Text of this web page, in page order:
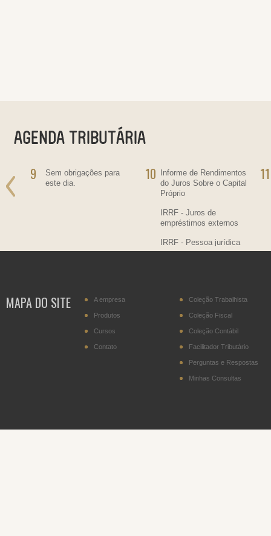
9
Sem obrigações para
este dia.
10
Informe de Rendimentos
do Juros Sobre o Capital
Próprio
IRRF - Juros de
empréstimos externos
IRRF - Pessoa jurídica
residente no País,
IPI - Cigarros (posição
2402.20)
DITR - Declaração do
Imposto sobre a
11
MAPA DO SITE A empresa
Produtos
Cursos
Contato
Coleção Trabalhista
Coleção Fiscal
Coleção Contábil
Facilitador Tributário
Perguntas e Respostas
Minhas Consultas